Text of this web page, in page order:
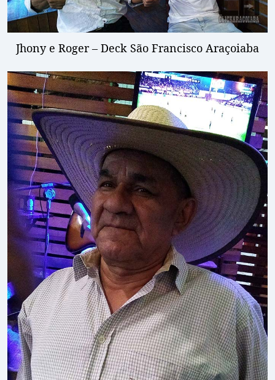
Jhony e Roger – Deck São Francisco Araçoiaba